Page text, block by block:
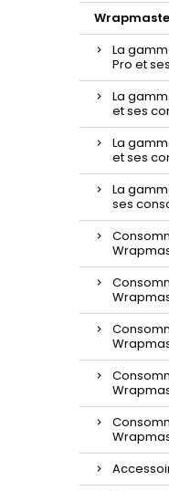
La
Pro et
La
et ses
La
et ses
La
ses